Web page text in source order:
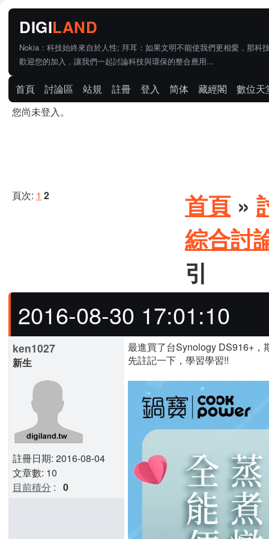
Nokia：科技始終來自於人性; 拜耳：如果文明不能使我們更相愛，那科
歡迎您的加入，讓我們一起討論科技與環保的整合應用...
首頁 討論區 站規 註冊 登入 简体 藏經閣
數位天
您尚未登入。
頁次: 1 2 首頁 »
綜合討
引
2016-08-30 17:01:10
ken1027
新生
註冊日期: 2016-08-04
文章數: 10
目前積分 : 0
最進買了台Synology DS916+，
先註記一下，學習學習!!